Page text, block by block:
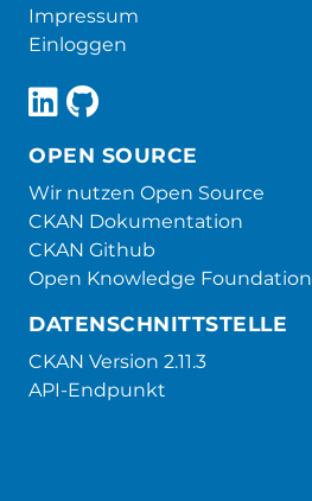
Impressum
Einloggen
OPEN SOURCE
Wir nutzen Open Source
CKAN Dokumentation
CKAN Github
Open Knowledge Foundation
DATENSCHNITTSTELLE
CKAN Version 2.11.3
API-Endpunkt